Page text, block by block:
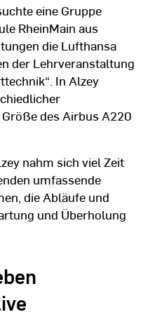
eine Gruppe
RheinMain aus
die Lufthansa
der Lehrveranstaltung
In Alzey
des Airbus A220
nahm sich viel Zeit
umfassende
die Abläufe und
und Überholung